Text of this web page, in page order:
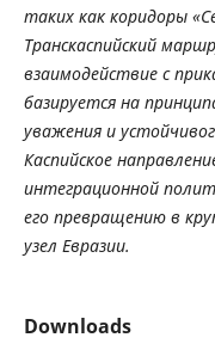
таких как коридоры «
Транскаспийский
взаимодействие с
базируется на
уважения и
Каспийское
интеграционной
его превращению в
узел Евразии.
Downloads